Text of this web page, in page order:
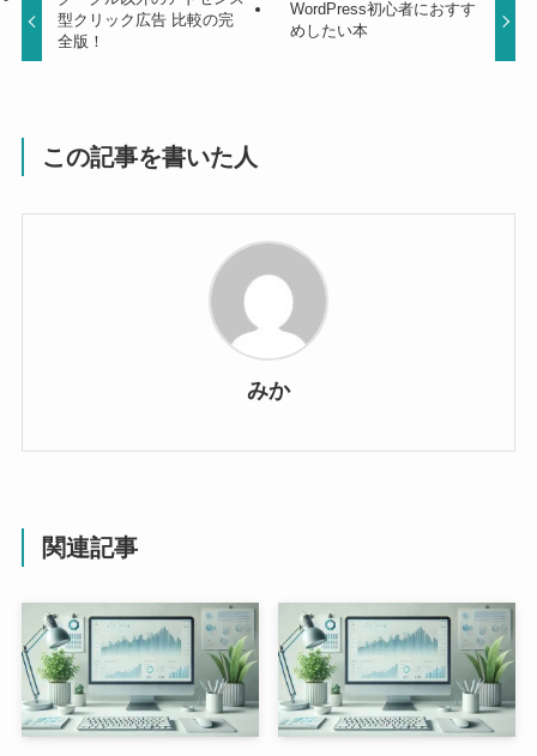
型クリック広告 比較の完
全版！
WordPress初心者におすす
めしたい本
この記事を書いた人
みか
関連記事